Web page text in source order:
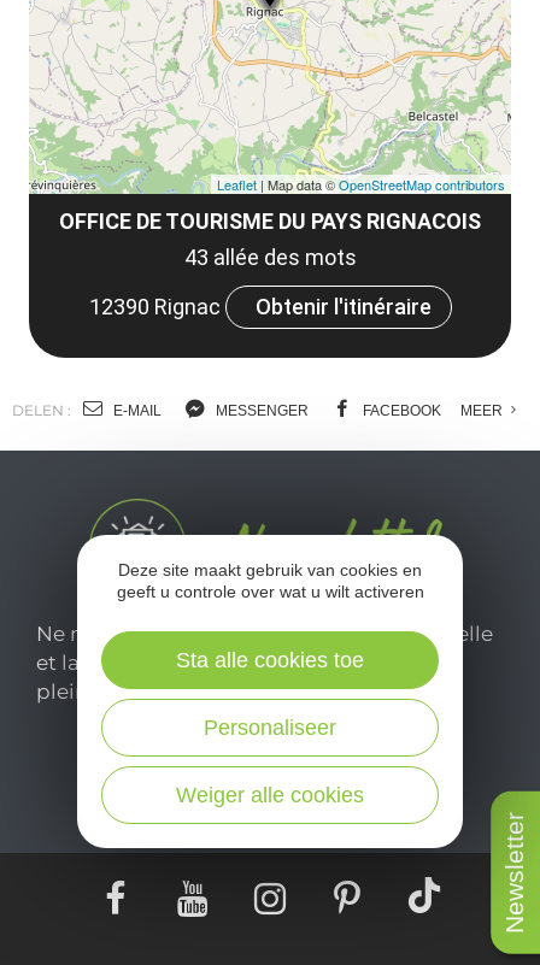
Newsletter
OFFICE DE TOURISME DU PAYS RIGNACOIS
43 allée des mots
12390 Rignac
Obtenir l'itinéraire
Leaflet| Map data ©OpenStreetMap contributors
DELEN : E-MAIL MESSENGER FACEBOOK MEER
Ne manquez pas notre newsletter mensuelle
et laissez-vous inspirer pour profiter
pleinement de votre séjour en Aveyron.
Je m'abonne ici
Deze site maakt gebruik van cookies en
geeft u controle over wat u wilt activeren
Weiger alle cookies
Personaliseer
Sta alle cookies toe